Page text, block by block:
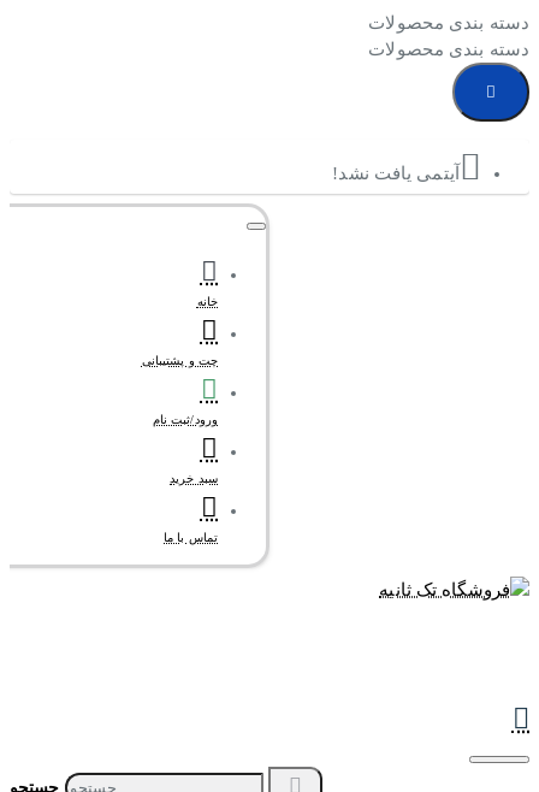
دسته بندی محصولات
دسته بندی محصولات
آیتمی یافت نشد!
خانه
چت و پشتیبانی
ورود/ثبت نام
سبد خرید
تماس با ما